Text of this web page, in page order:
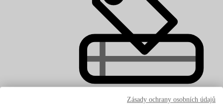
Zásady ochrany osobních údajů